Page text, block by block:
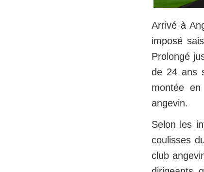
Arrivé à
imposé
Prolongé
de 24 ans
montée
angevin.
Selon les
coulisses
club